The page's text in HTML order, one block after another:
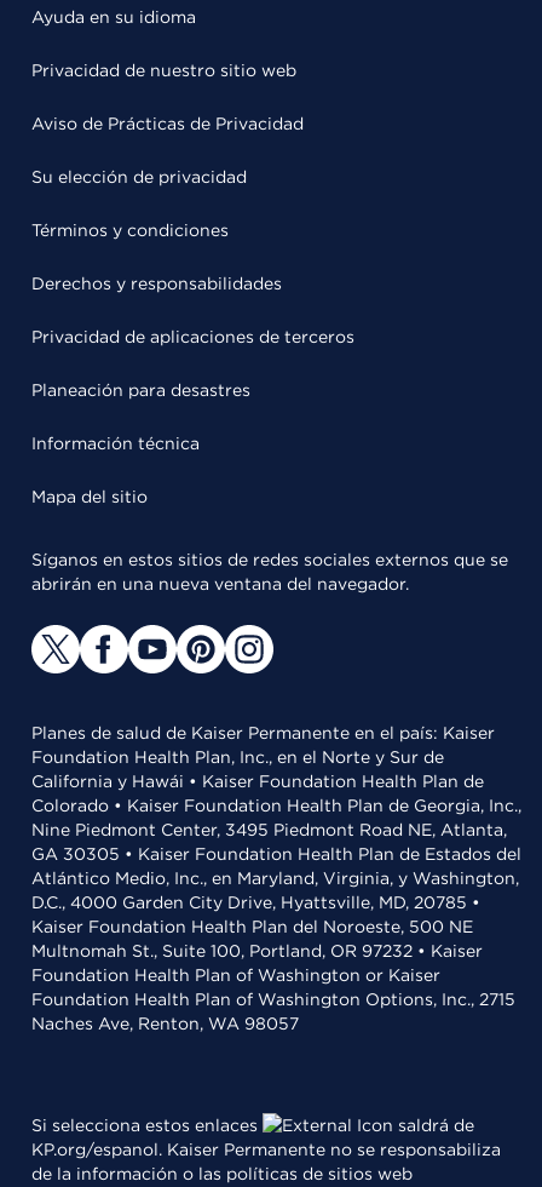
Ayuda en su idioma
Privacidad de nuestro sitio web
Aviso de Prácticas de Privacidad
Su elección de privacidad
Términos y condiciones
Derechos y responsabilidades
Privacidad de aplicaciones de terceros
Planeación para desastres
Información técnica
Mapa del sitio
Síganos en estos sitios de redes sociales externos que se
abrirán en una nueva ventana del navegador.
Planes de salud de Kaiser Permanente en el país: Kaiser
Foundation Health Plan, Inc., en el Norte y Sur de
California y Hawái • Kaiser Foundation Health Plan de
Colorado • Kaiser Foundation Health Plan de Georgia, Inc.,
Nine Piedmont Center, 3495 Piedmont Road NE, Atlanta,
GA 30305 • Kaiser Foundation Health Plan de Estados del
Atlántico Medio, Inc., en Maryland, Virginia, y Washington,
D.C., 4000 Garden City Drive, Hyattsville, MD, 20785 •
Kaiser Foundation Health Plan del Noroeste, 500 NE
Multnomah St., Suite 100, Portland, OR 97232 • Kaiser
Foundation Health Plan of Washington or Kaiser
Foundation Health Plan of Washington Options, Inc., 2715
Naches Ave, Renton, WA 98057
Si selecciona estos enlaces
saldrá de
KP.org/espanol. Kaiser Permanente no se responsabiliza
de la información o las políticas de sitios web